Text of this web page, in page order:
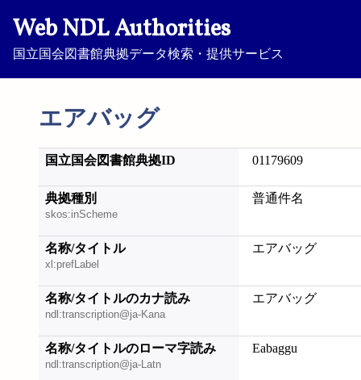
Web NDL Authorities
国立国会図書館典拠データ検索・提供サービス
エアバッグ
国立国会図書館典拠ID 01179609
典拠種別
skos:inScheme
普通件名
名称/タイトル
xl:prefLabel
エアバッグ
名称/タイトルのカナ読み
ndl:transcription@ja-Kana
エアバッグ
名称/タイトルのローマ字読み
ndl:transcription@ja-Latn
Eabaggu